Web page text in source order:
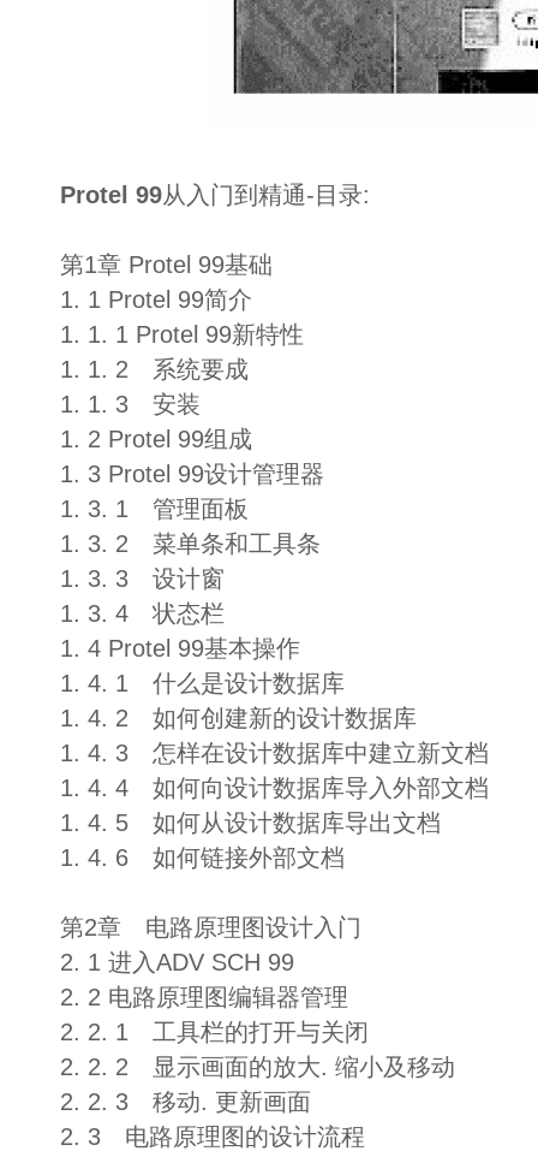
Protel 99从入门到精通-目录:
第1章 Protel 99基础
1. 1 Protel 99简介
1. 1. 1 Protel 99新特性
1. 1. 2 系统要成
1. 1. 3 安装
1. 2 Protel 99组成
1. 3 Protel 99设计管理器
1. 3. 1 管理面板
1. 3. 2 菜单条和工具条
1. 3. 3 设计窗
1. 3. 4 状态栏
1. 4 Protel 99基本操作
1. 4. 1 什么是设计数据库
1. 4. 2 如何创建新的设计数据库
1. 4. 3 怎样在设计数据库中建立新文档
1. 4. 4 如何向设计数据库导入外部文档
1. 4. 5 如何从设计数据库导出文档
1. 4. 6 如何链接外部文档
第2章 电路原理图设计入门
2. 1 进入ADV SCH 99
2. 2 电路原理图编辑器管理
2. 2. 1 工具栏的打开与关闭
2. 2. 2 显示画面的放大. 缩小及移动
2. 2. 3 移动. 更新画面
2. 3 电路原理图的设计流程